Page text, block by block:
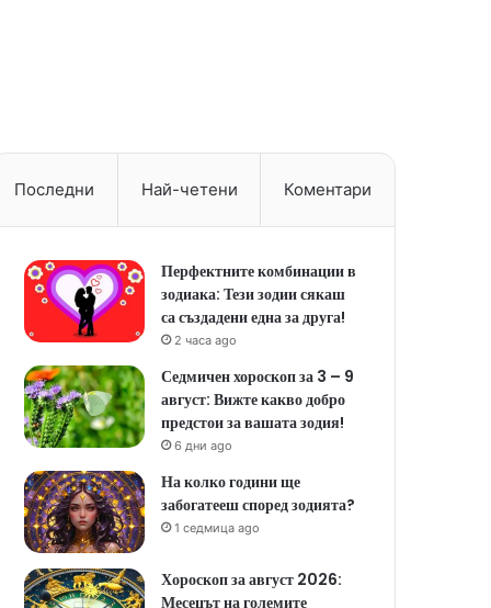
Последни Най-четени Коментари
Перфектните комбинации в
зодиака: Тези зодии сякаш
са създадени една за друга!
2 часа ago
Седмичен хороскоп за 3 – 9
август: Вижте какво добро
предстои за вашата зодия!
6 дни ago
На колко години ще
забогатееш според зодията?
1 седмица ago
Хороскоп за август 2026:
Месецът на големите